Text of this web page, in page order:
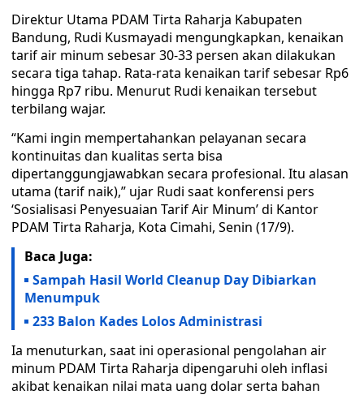
Direktur Utama PDAM Tirta Raharja Kabupaten
Bandung, Rudi Kusmayadi mengungkapkan, kenaikan
tarif air minum sebesar 30-33 persen akan dilakukan
secara tiga tahap. Rata-rata kenaikan tarif sebesar Rp6
hingga Rp7 ribu. Menurut Rudi kenaikan tersebut
terbilang wajar.
“Kami ingin mempertahankan pelayanan secara
kontinuitas dan kualitas serta bisa
dipertanggungjawabkan secara profesional. Itu alasan
utama (tarif naik),” ujar Rudi saat konferensi pers
‘Sosialisasi Penyesuaian Tarif Air Minum’ di Kantor
PDAM Tirta Raharja, Kota Cimahi, Senin (17/9).
Baca Juga:
Sampah Hasil World Cleanup Day Dibiarkan
Menumpuk
233 Balon Kades Lolos Administrasi
Ia menuturkan, saat ini operasional pengolahan air
minum PDAM Tirta Raharja dipengaruhi oleh inflasi
akibat kenaikan nilai mata uang dolar serta bahan